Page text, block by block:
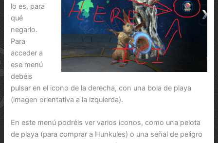
lo es, para
qué
negarlo.
Para
acceder a
ese menú
debéis
pulsar en el icono de la derecha, con una bola de playa
(imagen orientativa a la izquierda).
En este menú podréis ver varios iconos, como una pelota
de playa (para comprar a Hunkules) o una señal de peligro